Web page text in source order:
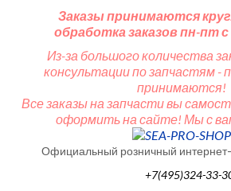
Заказы принимаются
обработка заказов пн-пт с
Из-за большого количества
консультации по запчастям -
принимаются!
Все заказы на запчасти вы
оформить на сайте! Мы с
Официальный розничный
+7(495)324-33-